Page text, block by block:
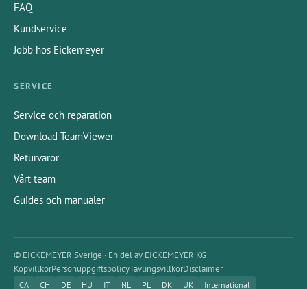
FAQ
Kundservice
Jobb hos Eickemeyer
SERVICE
Service och reparation
Download TeamViewer
Returvaror
Vårt team
Guides och manualer
© EICKEMEYER Sverige · En del av EICKEMEYER KG
KöpvillkorPersonuppgiftspolicyTävlingsvillkorDisclaimer
CA CH DE HU IT NL PL DK UK International